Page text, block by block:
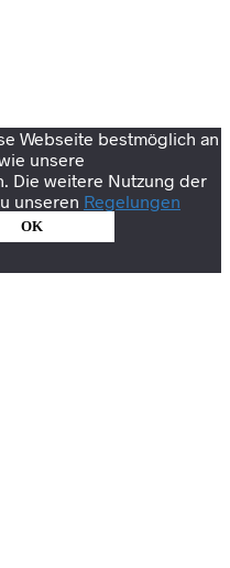
Webseite bestmöglich an
unsere
Die weitere Nutzung der
unseren Regelungen
OK